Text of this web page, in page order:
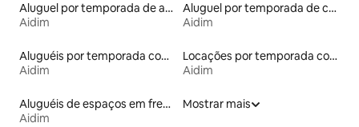
Aluguel por temporada de apart-hotéis
Aidim
Aluguel por temporada de casas de hóspedes
Aidim
Aluguéis por temporada com café da manhã
Aidim
Locações por temporada com piscina
Aidim
Aluguéis de espaços em frente à praia
Aidim
Mostrar mais